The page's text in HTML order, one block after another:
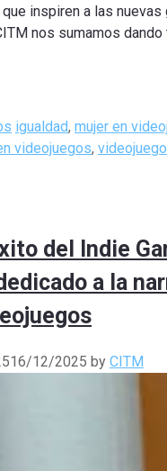
inspiren a las nuevas
nos sumamos
Tags
igualdad, mujer en
videojuegos,
del Indie
a la
16/12/2025 by CITM